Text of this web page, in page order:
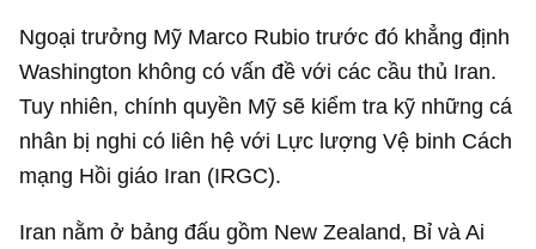
Ngoại trưởng Mỹ Marco Rubio trước đó khẳng định
Washington không có vấn đề với các cầu thủ Iran.
Tuy nhiên, chính quyền Mỹ sẽ kiểm tra kỹ những cá
nhân bị nghi có liên hệ với Lực lượng Vệ binh Cách
mạng Hồi giáo Iran (IRGC).
Iran nằm ở bảng đấu gồm New Zealand, Bỉ và Ai